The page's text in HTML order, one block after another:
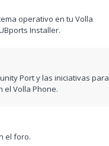
operativo en tu Volla
Installer.
Port y las iniciativas para
el Volla Phone.
el foro.